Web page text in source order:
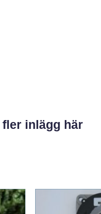
fler inlägg här